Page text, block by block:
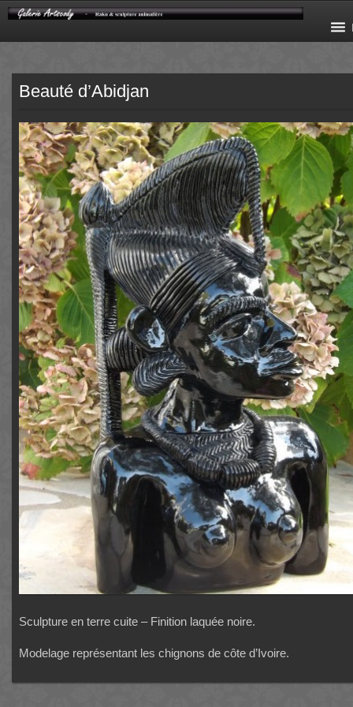
Beauté d’Abidjan
Sculpture en terre cuite – Finition laquée noire.
Modelage représentant les chignons de côte d’Ivoire.